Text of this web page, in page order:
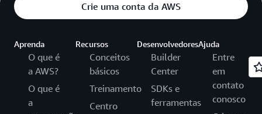
Crie uma conta da AWS
Aprenda
O que é
a AWS?
O que é
a
Recursos
Conceitos
básicos
Treinamento
Centro
Desenvolvedores
Builder
Center
SDKs e
ferramentas
Ajuda
Entre
em
contato
conosco